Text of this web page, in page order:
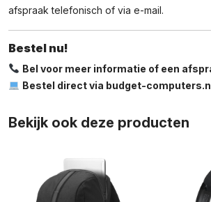
afspraak telefonisch of via e-mail.
Bestel nu!
Bel voor meer informatie of een
Bestel direct via budget-
Bekijk ook deze producten